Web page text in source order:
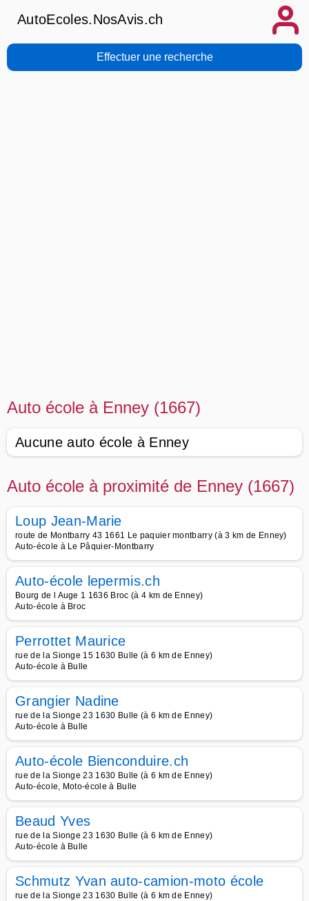
AutoEcoles.NosAvis.ch
Effectuer une recherche
Auto école à Enney (1667)
Aucune auto école à Enney
Auto école à proximité de Enney (1667)
Loup Jean-Marie
route de Montbarry 43 1661 Le paquier montbarry (à 3 km de Enney)
Auto-école à Le Pâquier-Montbarry
Auto-école lepermis.ch
Bourg de l Auge 1 1636 Broc (à 4 km de Enney)
Auto-école à Broc
Perrottet Maurice
rue de la Sionge 15 1630 Bulle (à 6 km de Enney)
Auto-école à Bulle
Grangier Nadine
rue de la Sionge 23 1630 Bulle (à 6 km de Enney)
Auto-école à Bulle
Auto-école Bienconduire.ch
rue de la Sionge 23 1630 Bulle (à 6 km de Enney)
Auto-école, Moto-école à Bulle
Beaud Yves
rue de la Sionge 23 1630 Bulle (à 6 km de Enney)
Auto-école à Bulle
Schmutz Yvan auto-camion-moto école
rue de la Sionge 23 1630 Bulle (à 6 km de Enney)